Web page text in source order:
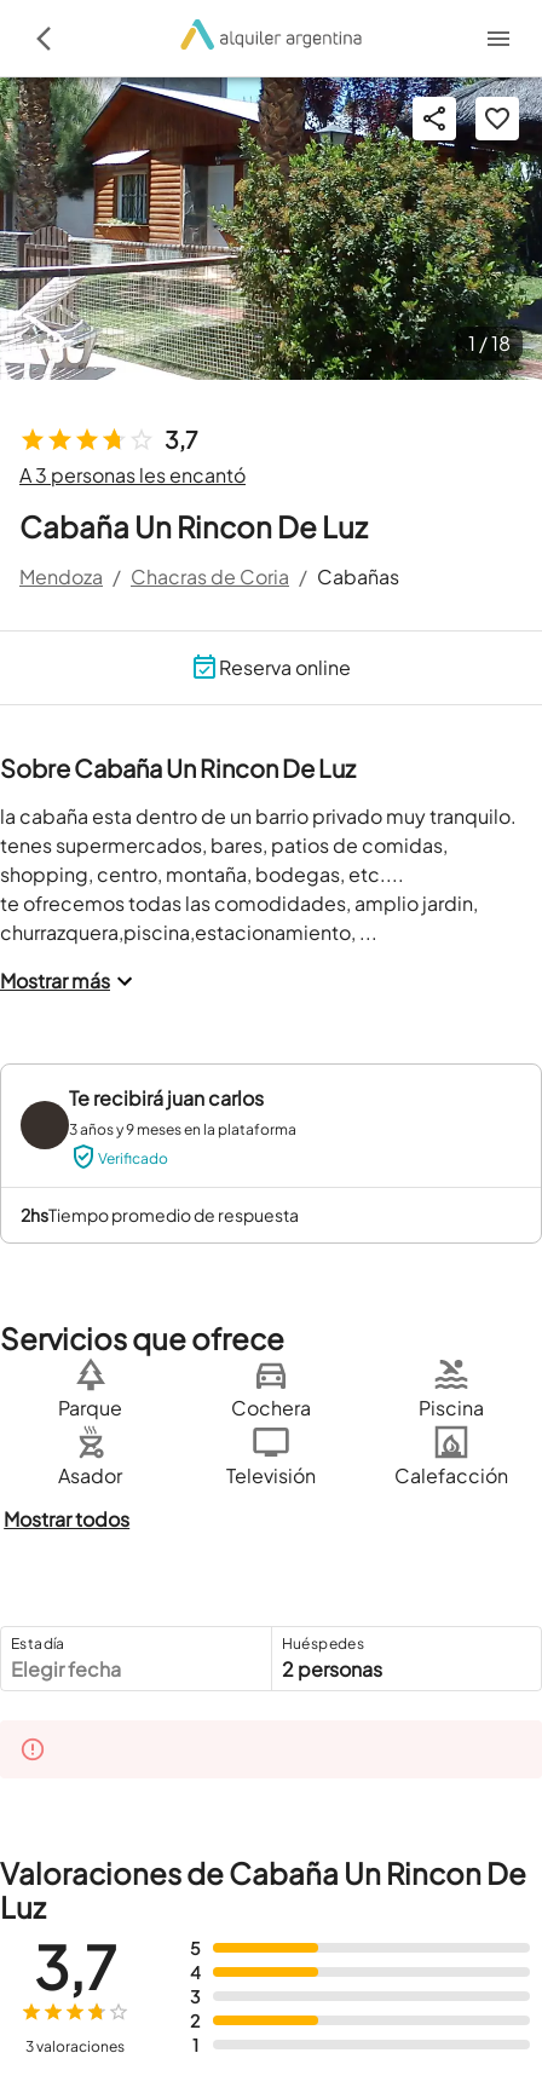
3,7
A 3 personas les encantó
Cabaña Un Rincon De Luz
Mendoza / Chacras de Coria / Cabañas
1 /18
Reserva online
Sobre Cabaña Un Rincon De Luz
la cabaña esta dentro de un barrio privado muy tranquilo.
tenes supermercados, bares, patios de comidas,
shopping, centro, montaña, bodegas, etc....
te ofrecemos todas las comodidades, amplio jardin,
churrazquera,piscina,estacionamiento, ...
Mostrar más
Te recibirájuan carlos
3 años y 9 meses en la plataforma
Verificado
2hs tiempo promedio de respuesta
Servicios que ofrece
Parque Cochera Piscina
Asador Televisión
Calefacción
Mostrar todos
Estadía
Elegir fecha
Huéspedes
2 personas
Valoraciones de Cabaña Un Rincon De
Luz
5
4
3
2
1
3,7
3 valoraciones